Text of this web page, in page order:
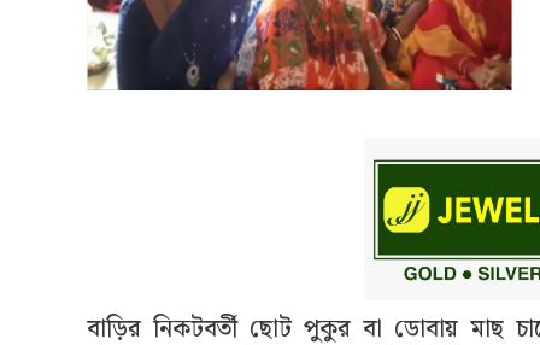
বাড়ির নিকটবর্তী ছোট পুকুর বা ডোবায় মাছ